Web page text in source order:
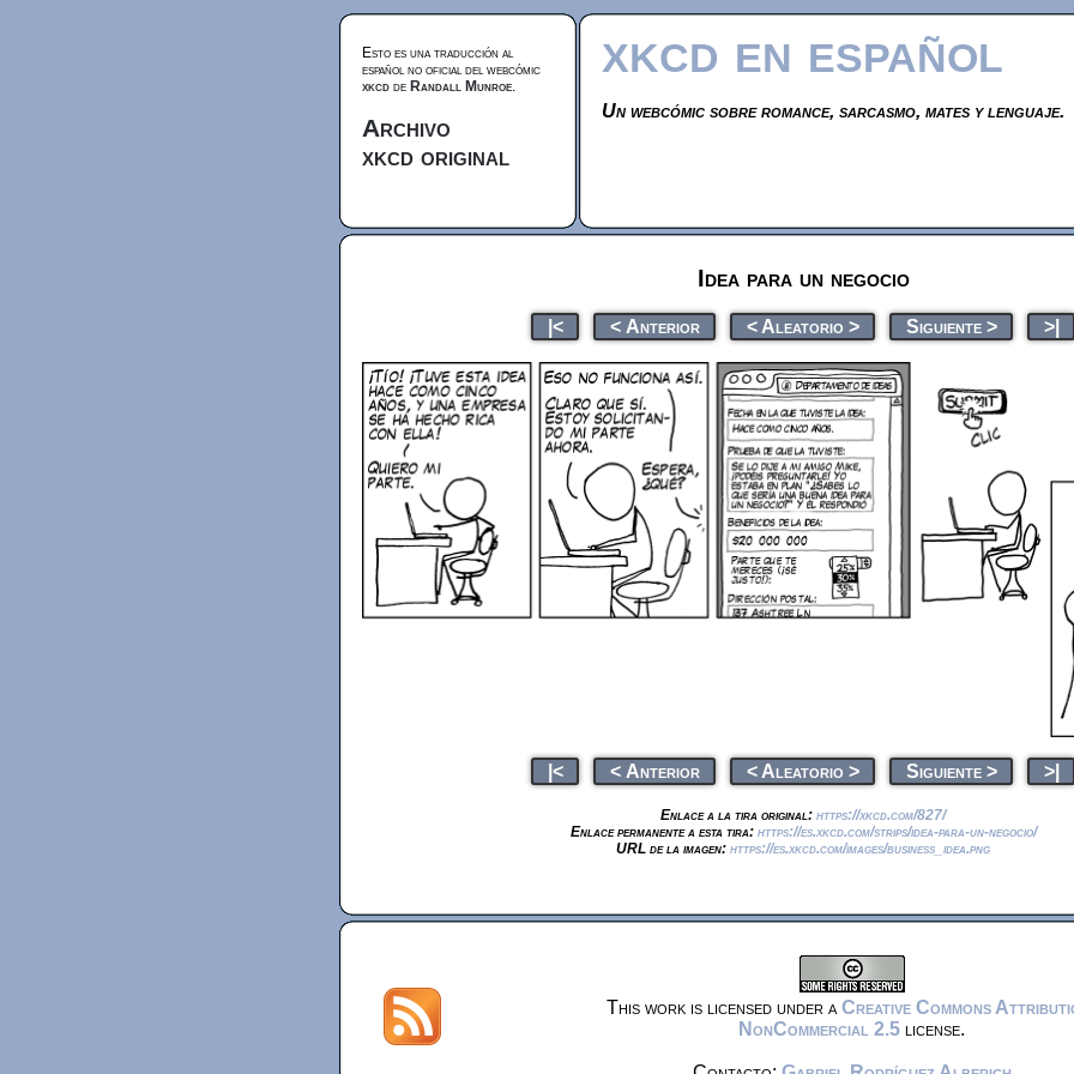
Esto es una traducción al
español no oficial del webcómic
xkcd de Randall Munroe.
Archivo
xkcd original
xkcd en español
Un webcómic sobre romance, sarcasmo, mates y lenguaje.
Idea para un negocio
|< < Anterior < Aleatorio > Siguiente > >|
|< < Anterior < Aleatorio > Siguiente > >|
Enlace a la tira original: https://xkcd.com/827/
Enlace permanente a esta tira: https://es.xkcd.com/strips/idea-para-un-negocio/
URL de la imagen: https://es.xkcd.com/images/business_idea.png
This work is licensed under a Creative Commons
NonCommercial 2.5 license.